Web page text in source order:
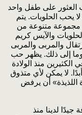
على طفل واحد
يحب الحلويات. يتم
مجموعة متنوعة من
والآيس كريم
والمربى والمربى
إلى ذلك. يظهر حب
الكثيرين منذ الولادة
لا يمكن لأي متذوق
اللذيذة» أن يرفض
لدينا منذ